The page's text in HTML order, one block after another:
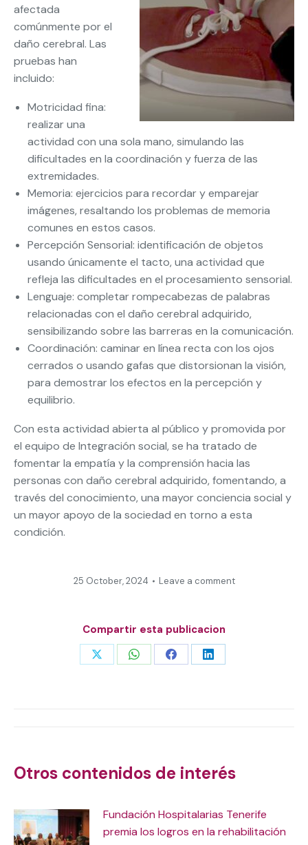
afectada
comúnmente por el
daño cerebral. Las
pruebas han
incluido:
Motricidad fina:
realizar una
actividad con una sola mano, simulando las
dificultades en la coordinación y fuerza de las
extremidades.
Memoria: ejercicios para recordar y emparejar
imágenes, resaltando los problemas de memoria
comunes en estos casos.
Percepción Sensorial: identificación de objetos
usando únicamente el tacto, una actividad que
refleja las dificultades en el procesamiento sensorial.
Lenguaje: completar rompecabezas de palabras
relacionadas con el daño cerebral adquirido,
sensibilizando sobre las barreras en la comunicación.
Coordinación: caminar en línea recta con los ojos
cerrados o usando gafas que distorsionan la visión,
para demostrar los efectos en la percepción y
equilibrio.
Con esta actividad abierta al público y promovida por
el equipo de Integración social, se ha tratado de
fomentar la empatía y la comprensión hacia las
personas con daño cerebral adquirido, fomentando, a
través del conocimiento, una mayor conciencia social y
un mayor apoyo de la sociedad en torno a esta
condición.
25 October, 2024 Leave a comment
Compartir esta publicacion
Share Share Share Share
Otros contenidos de interés
Fundación Hospitalarias Tenerife
premia los logros en la rehabilitación